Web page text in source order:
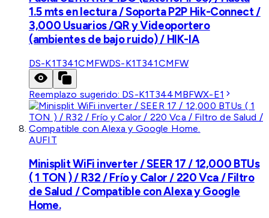
1.5 mts en lectura / Soporta P2P Hik-Connect /
3,000 Usuarios /QR y Videoportero
(ambientes de bajo ruido) / HIK-IA
DS-K1T341CMFWDS-K1T341CMFW
Reemplazo sugerido: DS-K1T344MBFWX-E1
AUFIT
Minisplit WiFi inverter / SEER 17 / 12,000 BTUs
( 1 TON ) / R32 / Frío y Calor / 220 Vca / Filtro
de Salud / Compatible con Alexa y Google
Home.